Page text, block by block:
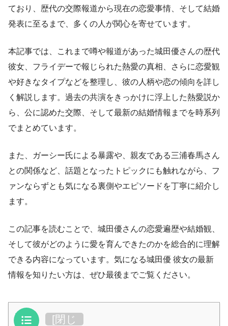
ており、歴代の交際報道から現在の恋愛事情、そして結婚
発表に至るまで、多くの人が関心を寄せています。
本記事では、これまで噂や報道があった城田優さんの歴代
彼女、フライデーで報じられた熱愛の真相、さらに恋愛観
や好きなタイプなどを整理し、彼の人柄や恋の傾向を詳し
く解説します。過去の共演をきっかけに浮上した熱愛説か
ら、公に認めた交際、そして最新の結婚情報までを時系列
でまとめています。
また、ガーシー氏による暴露や、親友である三浦春馬さん
との関係など、話題となったトピックにも触れながら、フ
ァンならずとも気になる裏側やエピソードを丁寧に紹介し
ます。
この記事を読むことで、城田優さんの恋愛遍歴や結婚観、
そして彼がどのように愛を育んできたのかを総合的に理解
できる内容になっています。気になる城田優 彼女の最新
情報を知りたい方は、ぜひ最後までご覧ください。
目次 [閉じ